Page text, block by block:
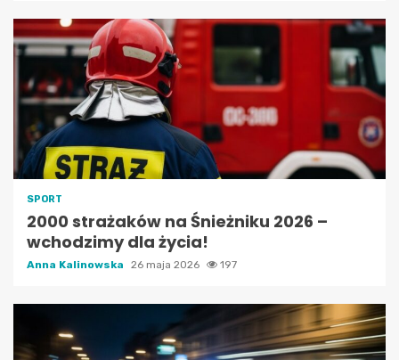
SPORT
2000 strażaków na Śnieżniku 2026 –
wchodzimy dla życia!
Anna Kalinowska 26 maja 2026 197